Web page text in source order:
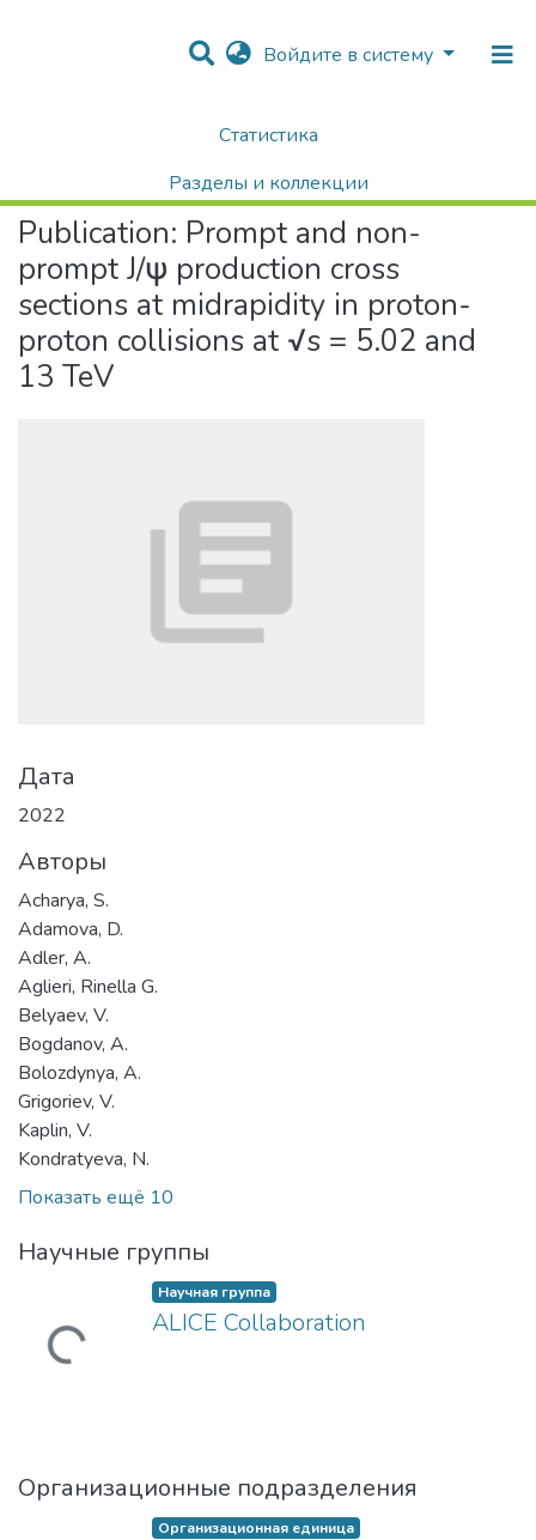
Войдите в систему
Статистика
Разделы и коллекции
Поиск
Publication: Prompt and non-
prompt J/ψ production cross
sections at midrapidity in proton-
proton collisions at √s = 5.02 and
13 TeV
Дата
2022
Авторы
Acharya, S.
Adamova, D.
Adler, A.
Aglieri, Rinella G.
Belyaev, V.
Bogdanov, A.
Bolozdynya, A.
Grigoriev, V.
Kaplin, V.
Kondratyeva, N.
Показать ещё 10
Научные группы
Научная группа
ALICE Collaboration
Организационные подразделения
Организационная единица